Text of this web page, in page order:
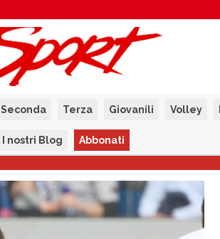
Seconda Terza Giovanili Volley
I nostri Blog Abbonati